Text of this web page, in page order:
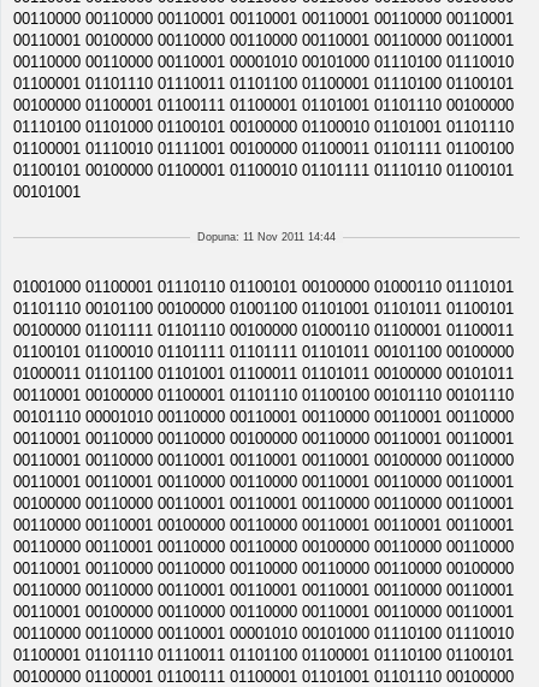
00110000 00110000 00110001 00110001 00110001 00110000 00110001
00110001 00100000 00110000 00110000 00110001 00110000 00110001
00110000 00110000 00110001 00001010 00101000 01110100 01110010
01100001 01101110 01110011 01101100 01100001 01110100 01100101
00100000 01100001 01100111 01100001 01101001 01101110 00100000
01110100 01101000 01100101 00100000 01100010 01101001 01101110
01100001 01110010 01111001 00100000 01100011 01101111 01100100
01100101 00100000 01100001 01100010 01101111 01110110 01100101
00101001
Dopuna: 11 Nov 2011 14:44
01001000 01100001 01110110 01100101 00100000 01000110 01110101
01101110 00101100 00100000 01001100 01101001 01101011 01100101
00100000 01101111 01101110 00100000 01000110 01100001 01100011
01100101 01100010 01101111 01101111 01101011 00101100 00100000
01000011 01101100 01101001 01100011 01101011 00100000 00101011
00110001 00100000 01100001 01101110 01100100 00101110 00101110
00101110 00001010 00110000 00110001 00110000 00110001 00110000
00110001 00110000 00110000 00100000 00110000 00110001 00110001
00110001 00110000 00110001 00110001 00110001 00100000 00110000
00110001 00110001 00110000 00110000 00110001 00110000 00110001
00100000 00110000 00110001 00110001 00110000 00110000 00110001
00110000 00110001 00100000 00110000 00110001 00110001 00110001
00110000 00110001 00110000 00110000 00100000 00110000 00110000
00110001 00110000 00110000 00110000 00110000 00110000 00100000
00110000 00110000 00110001 00110001 00110001 00110000 00110001
00110001 00100000 00110000 00110000 00110001 00110000 00110001
00110000 00110000 00110001 00001010 00101000 01110100 01110010
01100001 01101110 01110011 01101100 01100001 01110100 01100101
00100000 01100001 01100111 01100001 01101001 01101110 00100000